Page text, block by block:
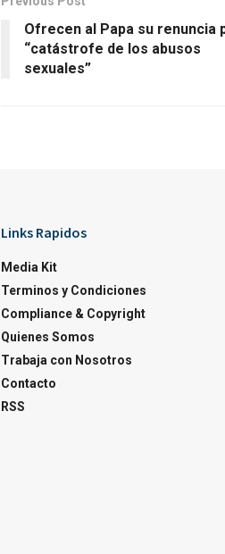
Ofrecen al Papa su renuncia
“catástrofe de los abusos
sexuales”
Links Rapidos
Media Kit
Terminos y Condiciones
Compliance & Copyright
Quienes Somos
Trabaja con Nosotros
Contacto
RSS